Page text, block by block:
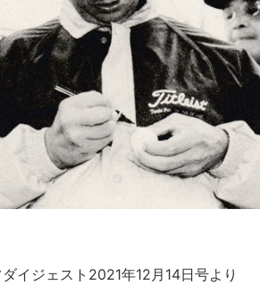
イジェスト2021年12月14日号より